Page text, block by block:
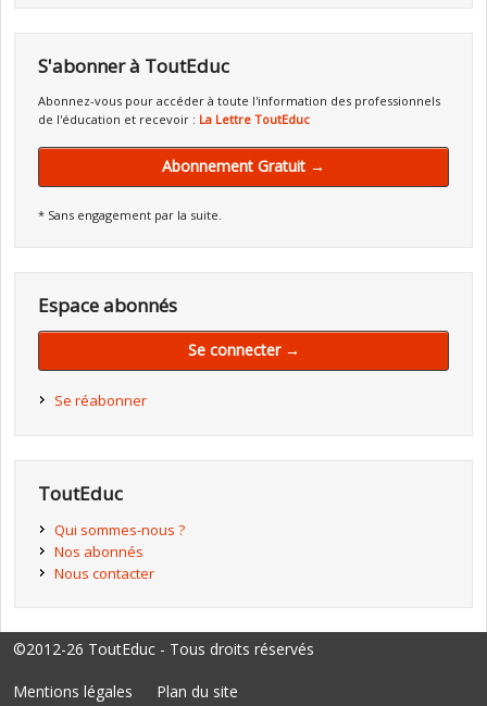
S'abonner à ToutEduc
Abonnez-vous pour accéder à toute l'information des professionnels
de l'éducation et recevoir : La Lettre ToutEduc
Abonnement Gratuit →
* Sans engagement par la suite.
Espace abonnés
Se connecter →
Se réabonner
ToutEduc
Qui sommes-nous ?
Nos abonnés
Nous contacter
©2012-26 ToutEduc - Tous droits réservés
Mentions légales Plan du site